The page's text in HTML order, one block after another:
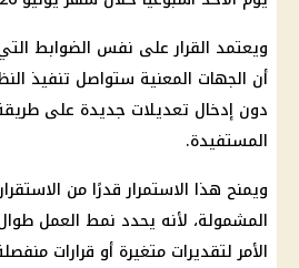
ويعتمد القرار على نفس الضوابط
أن الجهات المعنية ستواصل تنفيذ
دون إدخال تعديلات جديدة على
المستفيدة.
ويمنح هذا الاستمرار قدرًا من
المشمولة، لأنه يحدد نمط العمل
الأمر لتقديرات متغيرة أو قرارات